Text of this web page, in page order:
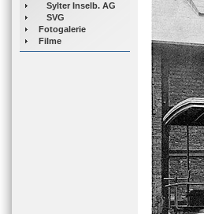
Sylter Inselb. AG
SVG
Fotogalerie
Filme